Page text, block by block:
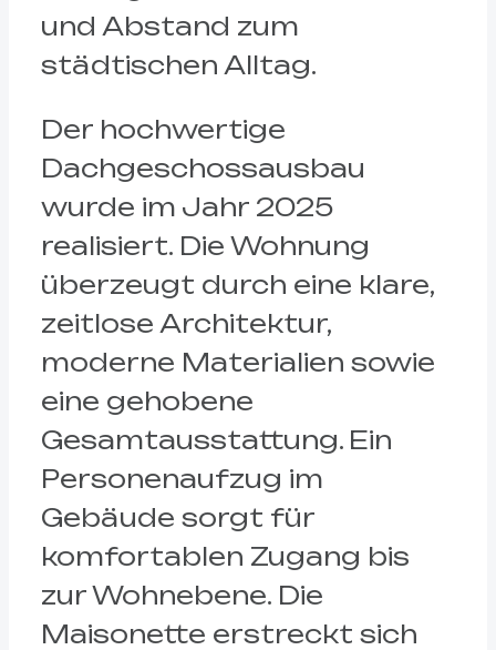
und Abstand zum
städtischen Alltag.
Der hochwertige
Dachgeschossausbau
wurde im Jahr 2025
realisiert. Die Wohnung
überzeugt durch eine klare,
zeitlose Architektur,
moderne Materialien sowie
eine gehobene
Gesamtausstattung. Ein
Personenaufzug im
Gebäude sorgt für
komfortablen Zugang bis
zur Wohnebene. Die
Maisonette erstreckt sich